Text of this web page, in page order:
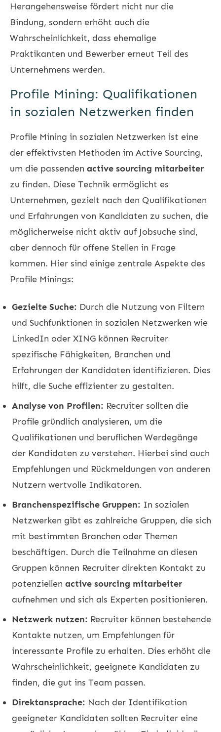
Herangehensweise fördert nicht nur die
Bindung, sondern erhöht auch die
Wahrscheinlichkeit, dass ehemalige
Praktikanten und Bewerber erneut Teil des
Unternehmens werden.
Profile Mining: Qualifikationen
in sozialen Netzwerken finden
Profile Mining in sozialen Netzwerken ist eine
der effektivsten Methoden im Active Sourcing,
um die passenden active sourcing mitarbeiter
zu finden. Diese Technik ermöglicht es
Unternehmen, gezielt nach den Qualifikationen
und Erfahrungen von Kandidaten zu suchen, die
möglicherweise nicht aktiv auf Jobsuche sind,
aber dennoch für offene Stellen in Frage
kommen. Hier sind einige zentrale Aspekte des
Profile Minings:
Gezielte Suche: Durch die Nutzung von Filtern
und Suchfunktionen in sozialen Netzwerken wie
LinkedIn oder XING können Recruiter
spezifische Fähigkeiten, Branchen und
Erfahrungen der Kandidaten identifizieren. Dies
hilft, die Suche effizienter zu gestalten.
Analyse von Profilen: Recruiter sollten die
Profile gründlich analysieren, um die
Qualifikationen und beruflichen Werdegänge
der Kandidaten zu verstehen. Hierbei sind auch
Empfehlungen und Rückmeldungen von anderen
Nutzern wertvolle Indikatoren.
Branchenspezifische Gruppen: In sozialen
Netzwerken gibt es zahlreiche Gruppen, die sich
mit bestimmten Branchen oder Themen
beschäftigen. Durch die Teilnahme an diesen
Gruppen können Recruiter direkten Kontakt zu
potenziellen active sourcing mitarbeiter
aufnehmen und sich als Experten positionieren.
Netzwerk nutzen: Recruiter können bestehende
Kontakte nutzen, um Empfehlungen für
interessante Profile zu erhalten. Dies erhöht die
Wahrscheinlichkeit, geeignete Kandidaten zu
finden, die gut ins Team passen.
Direktansprache: Nach der Identifikation
geeigneter Kandidaten sollten Recruiter eine